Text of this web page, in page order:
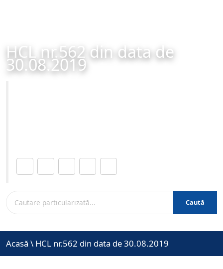
HCL nr.562 din data de
30.08.2019
Caută
Acasă \ HCL nr.562 din data de 30.08.2019